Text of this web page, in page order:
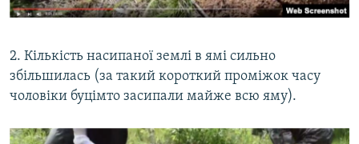
2. Кількість насипаної землі в ямі сильно
збільшилась (за такий короткий проміжок часу
чоловіки буцімто засипали майже всю яму).